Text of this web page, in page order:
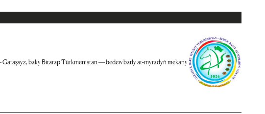
baky Bitarap Türkmenistan — bedew batly at-myradyň mekany